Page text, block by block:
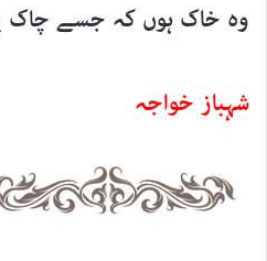
وہ خاک ہوں کہ جسے چاک
شہباز خواجہ